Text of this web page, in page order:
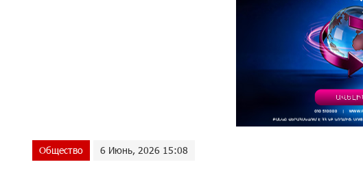
Общество 6 Июнь, 2026 15:08